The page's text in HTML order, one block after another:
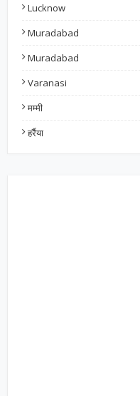
Lucknow
Muradabad
Muradabad
Varanasi
मम्मी
हर्रैया